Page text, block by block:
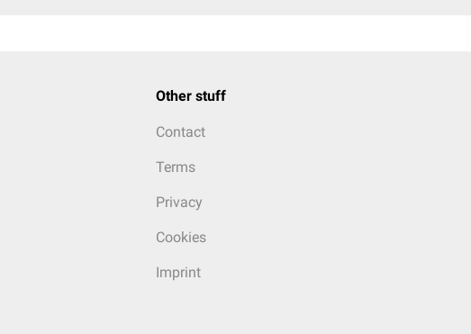
Other stuff
Contact
Terms
Privacy
Cookies
Imprint